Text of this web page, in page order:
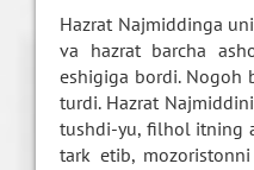
Hazrat Najmiddinga
va hazrat barcha
eshigiga bordi.
turdi. Hazrat
tushdi-yu, filhol itning
tark etib,